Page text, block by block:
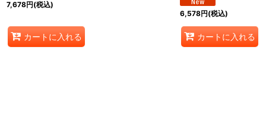
7,678円(税込)
カートに入れる
6,578円(税込)
カートに入れる